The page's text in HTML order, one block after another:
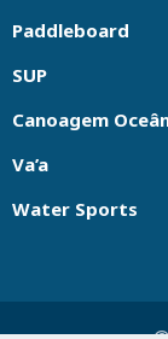
Paddleboard
SUP
Canoagem
Va’a
Water Sports